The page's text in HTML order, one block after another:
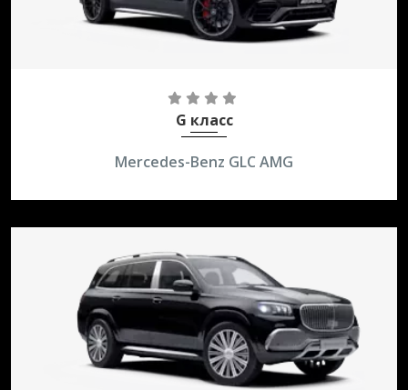
280 км/ч
G класс
Mercedes-Benz GLC AMG